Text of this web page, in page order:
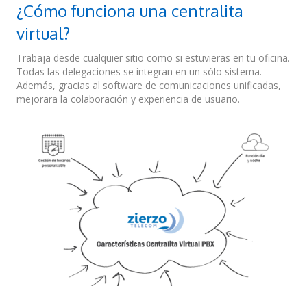
¿Cómo funciona una centralita
virtual?
Trabaja desde cualquier sitio como si estuvieras en tu oficina.
Todas las delegaciones se integran en un sólo sistema.
Además, gracias al software de comunicaciones unificadas,
mejorara la colaboración y experiencia de usuario.